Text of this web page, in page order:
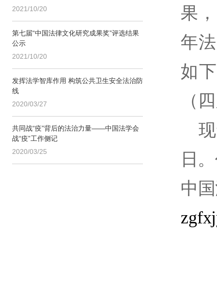
2021/10/20
第七届“中国法律文化研究成果奖”评选结果
公示
2021/10/20
发挥法学智库作用 构筑公共卫生安全法治防
线
2020/03/27
共同战“疫”背后的法治力量——中国法学会
战“疫”工作侧记
2020/03/25
果
年
如
（
日
中